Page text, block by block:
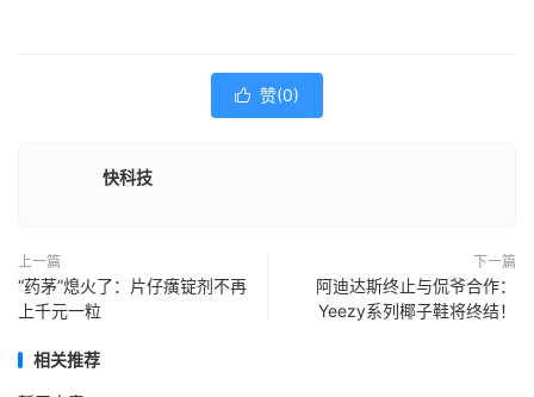
 赞(0)
快科技
上一篇
“药茅”熄火了：片仔癀锭剂不再
上千元一粒
下一篇
阿迪达斯终止与侃爷合作：
Yeezy系列椰子鞋将终结！
相关推荐